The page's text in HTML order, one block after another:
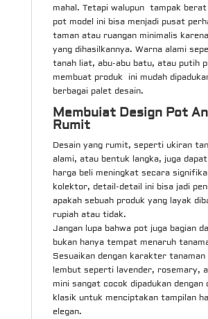
mahal. Tetapi walupun tampak berat
pot model ini bisa menjadi pusat
taman atau ruangan minimalis
yang dihasilkannya. Warna alami
tanah liat, abu-abu batu, atau putih
membuat produk ini mudah
berbagai palet desain.
Membuiat Design Pot
Rumit
Desain yang rumit, seperti ukiran
alami, atau bentuk langka, juga
harga beli meningkat secara
kolektor, detail-detail ini bisa jadi
apakah sebuah produk yang layak
rupiah atau tidak.
Jangan lupa bahwa pot juga bagian
bukan hanya tempat menaruh
Sesuaikan dengan karakter tanaman
lembut seperti lavender, rosemary,
mini sangat cocok dipadukan dengan
klasik untuk menciptakan tampilan
elegan.